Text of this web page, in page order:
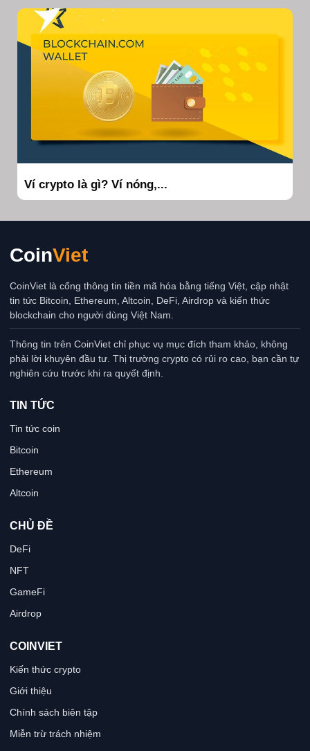
Ví crypto là gì? Ví nóng,...
CoinViet
CoinViet là cổng thông tin tiền mã hóa bằng tiếng Việt, cập nhật
tin tức Bitcoin, Ethereum, Altcoin, DeFi, Airdrop và kiến thức
blockchain cho người dùng Việt Nam.
Thông tin trên CoinViet chỉ phục vụ mục đích tham khảo, không
phải lời khuyên đầu tư. Thị trường crypto có rủi ro cao, bạn cần tự
nghiên cứu trước khi ra quyết định.
TIN TỨC
Tin tức coin
Bitcoin
Ethereum
Altcoin
CHỦ ĐỀ
DeFi
NFT
GameFi
Airdrop
COINVIET
Kiến thức crypto
Giới thiệu
Chính sách biên tập
Miễn trừ trách nhiệm